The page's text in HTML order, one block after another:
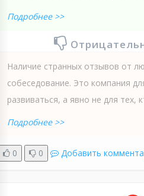
Подробнее >>
Наличие странных отзывов от
собеседование. Это компания
развиваться, а явно не для тех,
Подробнее >>
0 0 Добавить